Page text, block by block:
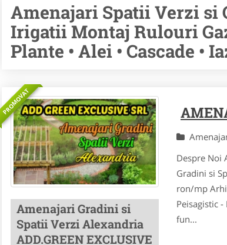
Amenajari Spatii Verzi si
Irigatii Montaj Rulouri
Plante • Alei • Cascade •
PROMOVAT
Amenajari Gradini si
Spatii Verzi Alexandria
ADD.GREEN EXCLUSIVE
Despre Noi
Gradini si
ron/mp
Peisagistic
fun...